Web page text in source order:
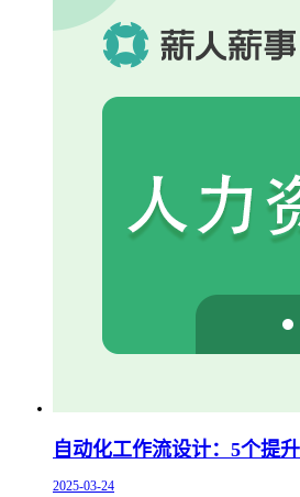
自动化工作流设计：5个提
2025-03-24